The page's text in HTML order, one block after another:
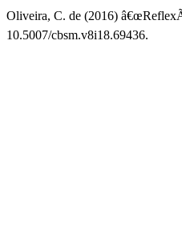
Oliveira, C. de (2016)
10.5007/cbsm.v8i18.69436.